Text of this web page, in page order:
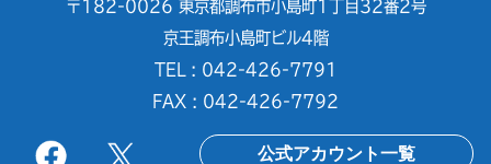
〒182-0026 東京都調布市小島町1丁目32番2号
京王調布小島町ビル4階
TEL : 042-426-7791
FAX : 042-426-7792
公式アカウント一覧